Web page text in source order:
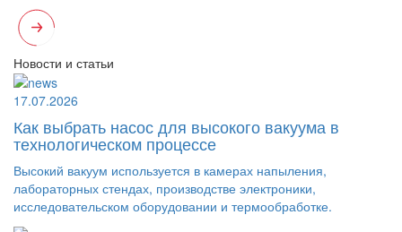
Новости и статьи
17.07.2026
Как выбрать насос для высокого вакуума в
технологическом процессе
Высокий вакуум используется в камерах напыления,
лабораторных стендах, производстве электроники,
исследовательском оборудовании и термообработке.